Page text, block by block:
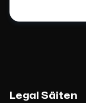
Legal Säiten